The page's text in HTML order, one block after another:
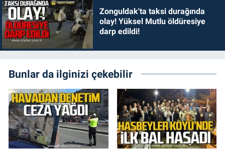
Zonguldak'ta taksi durağında
olay! Yüksel Mutlu öldüresiye
darp edildi!
Bunlar da ilginizi çekebilir